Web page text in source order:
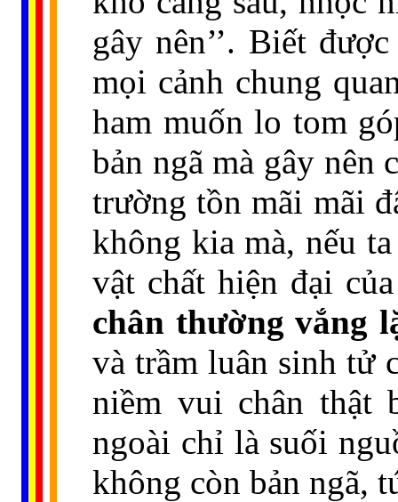
gây nên’’. Biết
mọi cảnh chung
ham muốn lo tom
bản ngã mà gây nên
trường tồn mãi mãi
không kia mà, nếu
vật chất hiện đại
chân thường vắng
và trầm luân sinh tử
niềm vui chân thật
ngoài chỉ là suối
không còn bản ngã,